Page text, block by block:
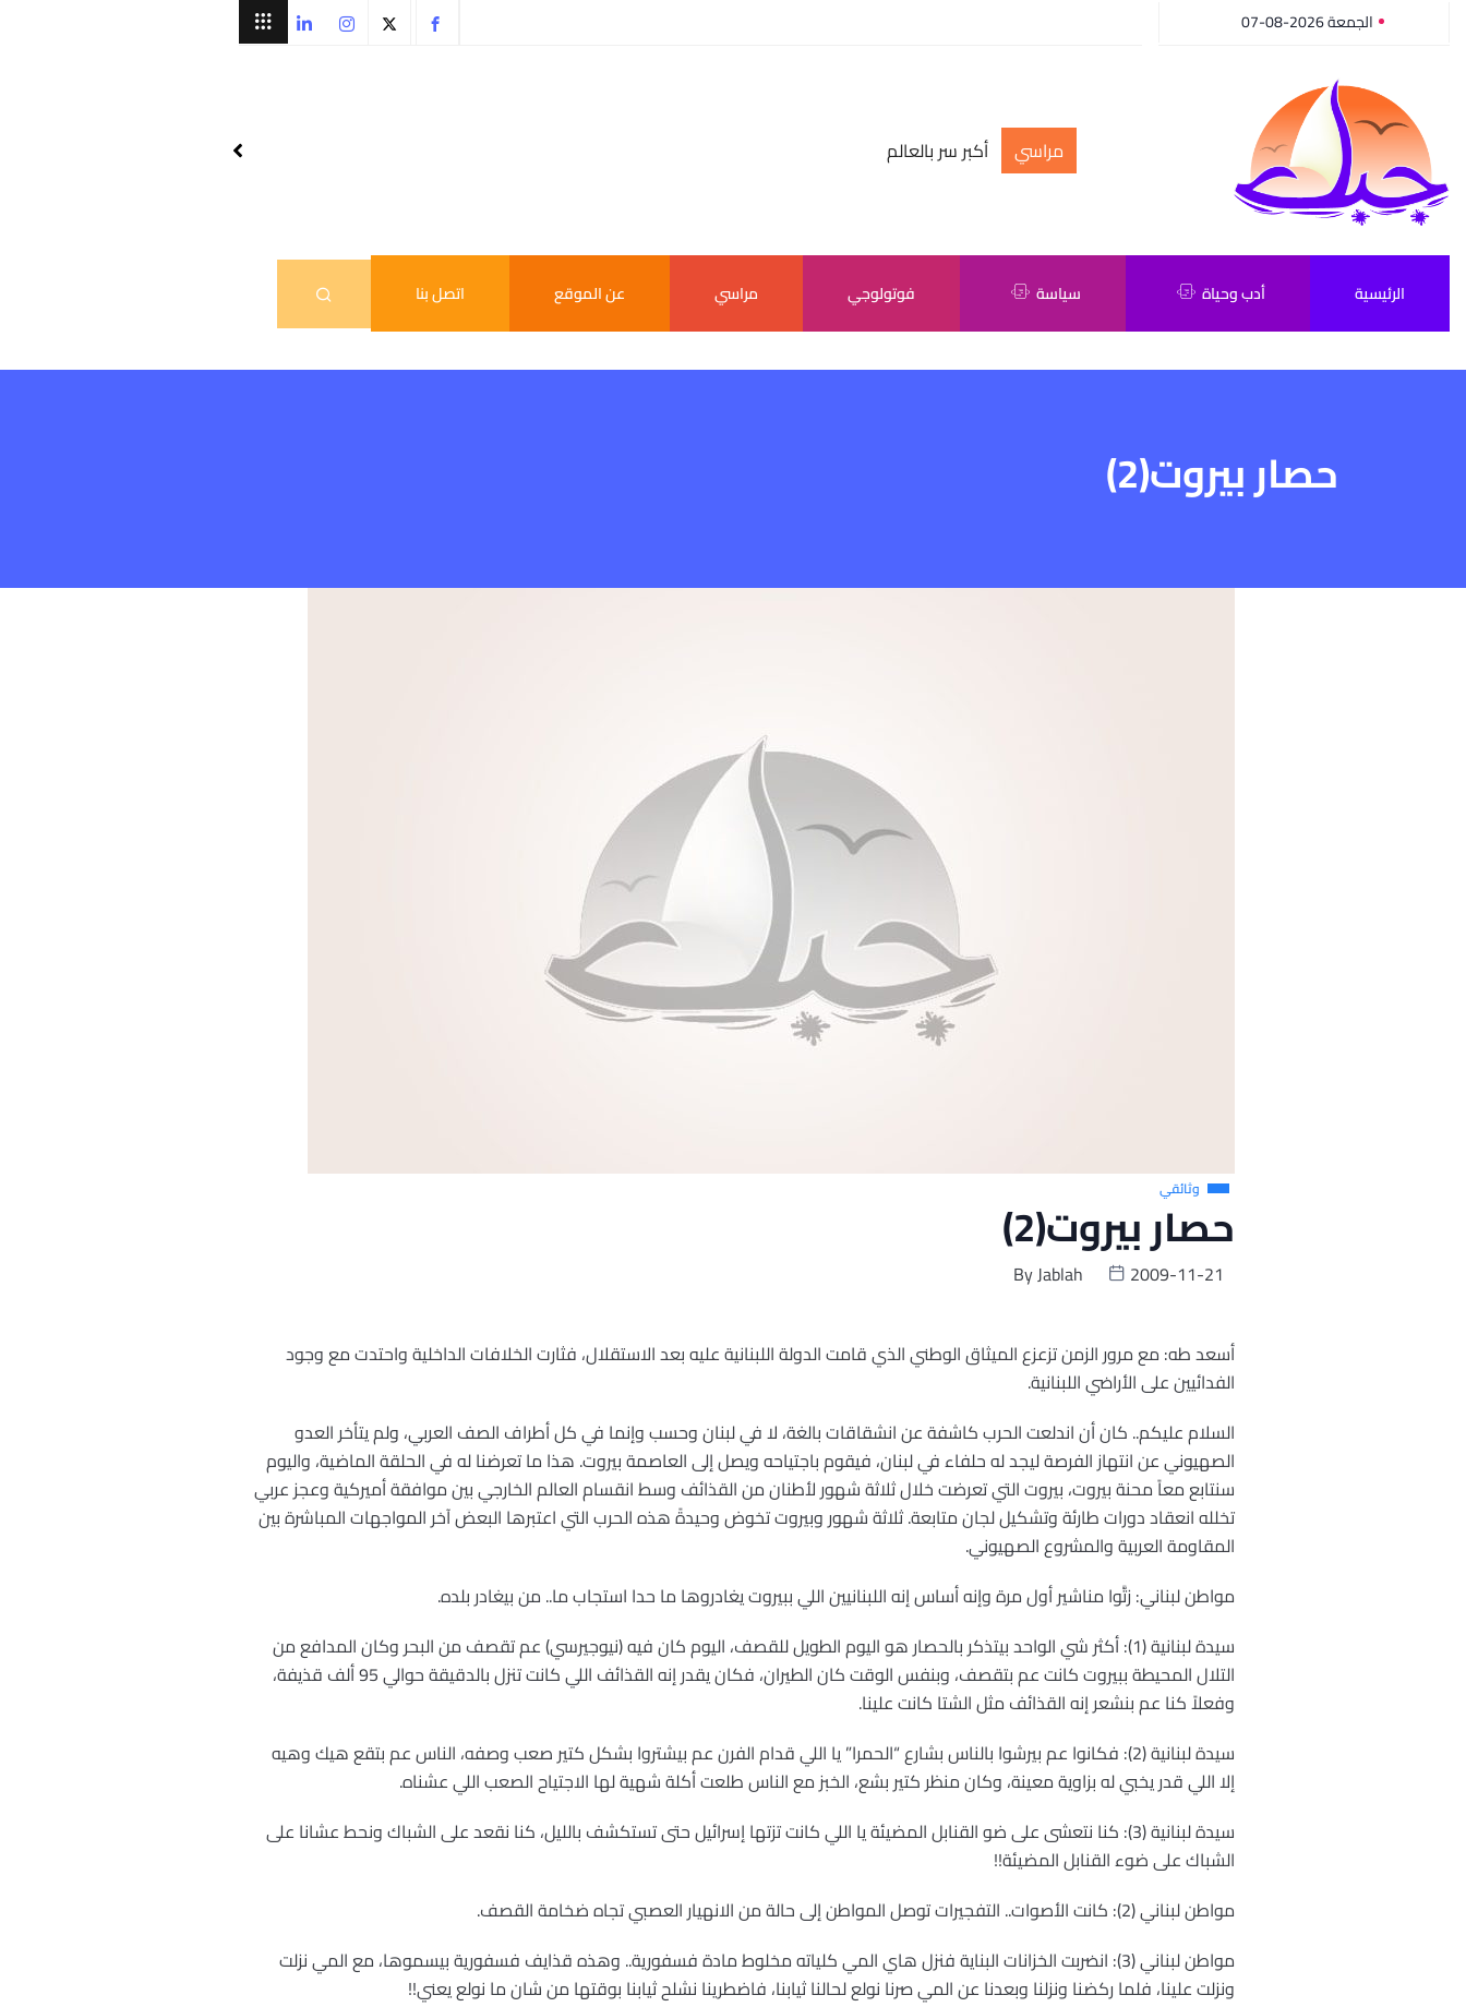
الجمعة 2026-08-07
مراسي أكبر سر بالعالم
الرئيسية أدب وحياة سياسة فوتولوجي مراسي عن الموقع اتصل بنا
حصار بيروت(2)
وثائقي
حصار بيروت(2)
ByJablah 2009-11-21
أسعد طه: مع مرور الزمن تزعزع الميثاق الوطني الذي قامت الدولة اللبنانية عليه بعد الاستقلال، فثارت الخلافات الداخلية واحتدت مع وجود
الفدائيين على الأراضي اللبنانية.
السلام عليكم.. كان أن اندلعت الحرب كاشفة عن انشقاقات بالغة، لا في لبنان وحسب وإنما في كل أطراف الصف العربي، ولم يتأخر العدو
الصهيوني عن انتهاز الفرصة ليجد له حلفاء في لبنان، فيقوم باجتياحه ويصل إلى العاصمة بيروت. هذا ما تعرضنا له في الحلقة الماضية، واليوم
سنتابع معاً محنة بيروت، بيروت التي تعرضت خلال ثلاثة شهور لأطنان من القذائف وسط انقسام العالم الخارجي بين موافقة أميركية وعجز عربي
تخلله انعقاد دورات طارئة وتشكيل لجان متابعة. ثلاثة شهور وبيروت تخوض وحيدةً هذه الحرب التي اعتبرها البعض آخر المواجهات المباشرة بين
المقاومة العربية والمشروع الصهيوني.
مواطن لبناني: زتَّوا مناشير أول مرة وإنه أساس إنه اللبنانيين اللي ببيروت يغادروها ما حدا استجاب ما.. من بيغادر بلده.
سيدة لبنانية (1): أكثر شي الواحد بيتذكر بالحصار هو اليوم الطويل للقصف، اليوم كان فيه (نيوجيرسي) عم تقصف من البحر وكان المدافع من
التلال المحيطة ببيروت كانت عم بتقصف، وبنفس الوقت كان الطيران، فكان يقدر إنه القذائف اللي كانت تنزل بالدقيقة حوالي 95 ألف قذيفة،
وفعلاً كنا عم بنشعر إنه القذائف مثل الشتا كانت علينا.
سيدة لبنانية (2): فكانوا عم بيرشوا بالناس بشارع “الحمرا” يا اللي قدام الفرن عم بيشتروا بشكل كتير صعب وصفه، الناس عم بتقع هيك وهيه
إلا اللي قدر يخبي له بزاوية معينة، وكان منظر كتير بشع، الخبز مع الناس طلعت أكلة شهية لها الاجتياح الصعب اللي عشناه.
سيدة لبنانية (3): كنا نتعشى على ضو القنابل المضيئة يا اللي كانت تزتها إسرائيل حتى تستكشف بالليل، كنا نقعد على الشباك ونحط عشانا على
الشباك على ضوء القنابل المضيئة!!
مواطن لبناني (2): كانت الأصوات.. التفجيرات توصل المواطن إلى حالة من الانهيار العصبي تجاه ضخامة القصف.
مواطن لبناني (3): انضربت الخزانات البناية فنزل هاي المي كلياته مخلوط مادة فسفورية.. وهذه قذايف فسفورية بيسموها، مع المي نزلت
ونزلت علينا، فلما ركضنا ونزلنا وبعدنا عن المي صرنا نولع لحالنا ثيابنا، فاضطرينا نشلح ثيابنا بوقتها من شان ما نولع يعني!!